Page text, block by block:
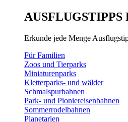
Erkunde jede Menge
Für Familien
Zoos und Tierparks
Miniaturenparks
Kletterparks- und wälder
Schmalspurbahnen
Park- und Pioniereisenbahnen
Sommerrodelbahnen
Planetarien